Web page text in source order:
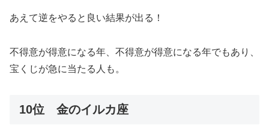
あえて逆をやると良い結果が出る！
不得意が得意になる年、不得意が得意になる年でもあり、
宝くじが急に当たる人も。
10位 金のイルカ座